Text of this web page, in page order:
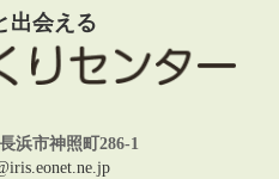
出会える
浜市神照町286-1